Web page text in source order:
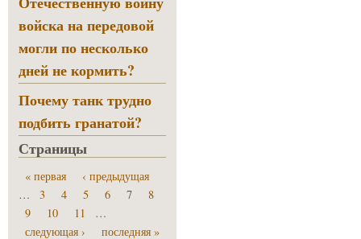
войска на передовой
могли по несколько
дней не кормить?
Почему танк трудно
подбить гранатой?
Страницы
« первая
‹ предыдущая
…
3 4 5 6 7
8
9
10 11
…
следующая ›
последняя »